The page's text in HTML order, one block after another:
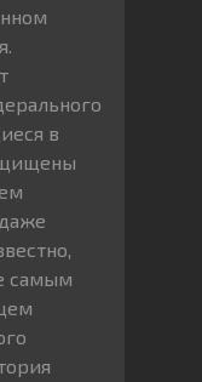
в
самым